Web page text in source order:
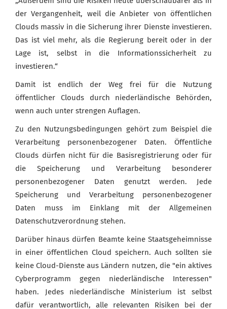
der Vergangenheit, weil die Anbieter von öffentlichen
Clouds massiv in die Sicherung ihrer Dienste investieren.
Das ist viel mehr, als die Regierung bereit oder in der
Lage ist, selbst in die Informationssicherheit zu
investieren.“
Damit ist endlich der Weg frei für die Nutzung
öffentlicher Clouds durch niederländische Behörden,
wenn auch unter strengen Auflagen.
Zu den Nutzungsbedingungen gehört zum Beispiel die
Verarbeitung personenbezogener Daten. Öffentliche
Clouds dürfen nicht für die Basisregistrierung oder für
die Speicherung und Verarbeitung besonderer
personenbezogener Daten genutzt werden. Jede
Speicherung und Verarbeitung personenbezogener
Daten muss im Einklang mit der Allgemeinen
Datenschutzverordnung stehen.
Darüber hinaus dürfen Beamte keine Staatsgeheimnisse
in einer öffentlichen Cloud speichern. Auch sollten sie
keine Cloud-Dienste aus Ländern nutzen, die "ein aktives
Cyberprogramm gegen niederländische Interessen"
haben. Jedes niederländische Ministerium ist selbst
dafür verantwortlich, alle relevanten Risiken bei der